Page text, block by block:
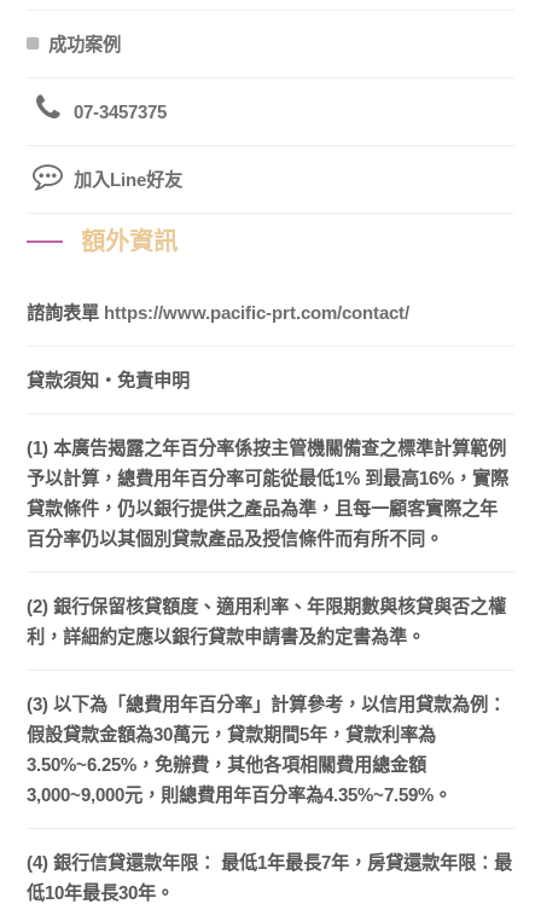
成功案例
07-3457375
加入Line好友
額外資訊
諮詢表單 https://www.pacific-prt.com/contact/
貸款須知・免責申明
(1) 本廣告揭露之年百分率係按主管機關備查之標準計算範例
予以計算，總費用年百分率可能從最低1% 到最高16%，實際
貸款條件，仍以銀行提供之產品為準，且每一顧客實際之年
百分率仍以其個別貸款產品及授信條件而有所不同。
(2) 銀行保留核貸額度、適用利率、年限期數與核貸與否之權
利，詳細約定應以銀行貸款申請書及約定書為準。
(3) 以下為「總費用年百分率」計算參考，以信用貸款為例：
假設貸款金額為30萬元，貸款期間5年，貸款利率為
3.50%~6.25%，免辦費，其他各項相關費用總金額
3,000~9,000元，則總費用年百分率為4.35%~7.59%。
(4) 銀行信貸還款年限： 最低1年最長7年，房貸還款年限：最
低10年最長30年。